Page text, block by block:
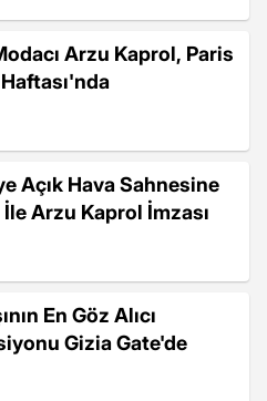
Arzu Kaprol, Paris
Açık Hava Sahnesine
Arzu Kaprol İmzası
En Göz Alıcı
Gizia Gate'de